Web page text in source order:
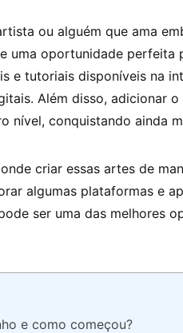
ou alguém que ama
uma oportunidade perfeita
e tutoriais disponíveis na
Além disso, adicionar
nível, conquistando ainda
criar essas artes de
algumas plataformas e
ser uma das melhores
e como começou?